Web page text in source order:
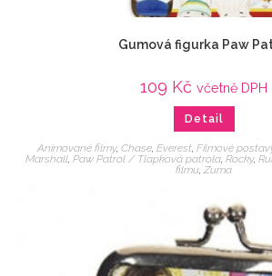
Gumová figurka Paw
109 Kč včetně DPH
Detail
Animované filmy, Chase, Everest, Filmové
Marshall Paw Patrol / Tlapková patrola Rocky,
filmu Zuma